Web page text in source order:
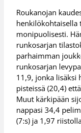
Roukanojan
henkilökohtaisella
monipuolisesti.
runkosarjan
parhaimman
runkosarjan
11,9, jonka lisäksi
pisteissä (20,4)
Muut kärkipään
nappasi 34,4
(7:s) ja 1,97